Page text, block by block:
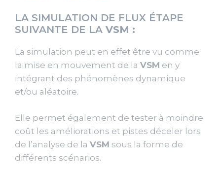
LA SIMULATION DE FLUX ÉTAPE
SUIVANTE DE LA VSM :
La simulation peut en effet être vu comme
la mise en mouvement de la VSM en y
intégrant des phénomènes dynamique
et/ou aléatoire.
Elle permet également de tester à moindre
coût les améliorations et pistes déceler lors
de l’analyse de la VSM sous la forme de
différents scénarios.